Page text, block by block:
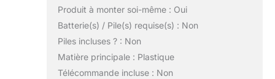
Produit à monter soi-même : Oui
Batterie(s) / Pile(s) requise(s) : Non
Piles incluses ? : Non
Matière principale : Plastique
Télécommande incluse : Non